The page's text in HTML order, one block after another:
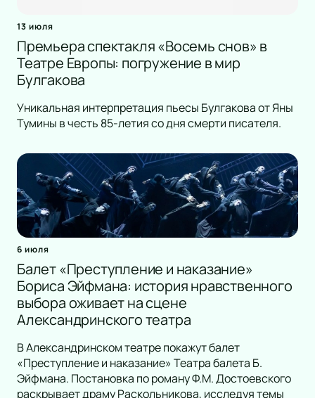
13 июля
Премьера спектакля «Восемь снов» в
Театре Европы: погружение в мир
Булгакова
Уникальная интерпретация пьесы Булгакова от Яны
Тумины в честь 85-летия со дня смерти писателя.
6 июля
Балет «Преступление и наказание»
Бориса Эйфмана: история нравственного
выбора оживает на сцене
Александринского театра
В Александринском театре покажут балет
«Преступление и наказание» Театра балета Б.
Эйфмана. Постановка по роману Ф.М. Достоевского
раскрывает драму Раскольникова, исследуя темы